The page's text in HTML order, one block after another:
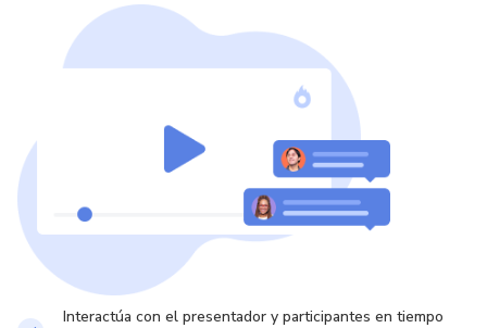
Interactúa con el presentador y participantes en tiempo